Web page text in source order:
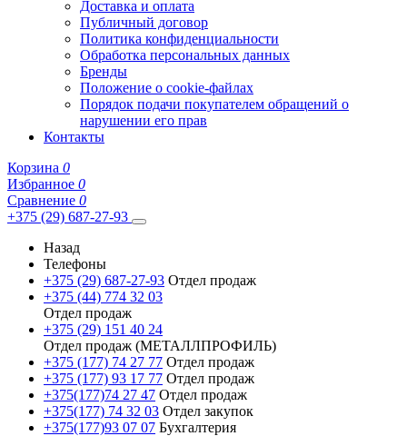
Доставка и оплата
Публичный договор
Политика конфиденциальности
Обработка персональных данных
Бренды
Положение о cookie-файлах
Порядок подачи покупателем обращений о
нарушении его прав
Контакты
Корзина 0
Избранное 0
Сравнение 0
+375 (29) 687-27-93
Назад
Телефоны
+375 (29) 687-27-93 Отдел продаж
+375 (44) 774 32 03
Отдел продаж
+375 (29) 151 40 24
Отдел продаж (МЕТАЛЛПРОФИЛЬ)
+375 (177) 74 27 77 Отдел продаж
+375 (177) 93 17 77 Отдел продаж
+375(177)74 27 47 Отдел продаж
+375(177) 74 32 03 Отдел закупок
+375(177)93 07 07 Бухгалтерия